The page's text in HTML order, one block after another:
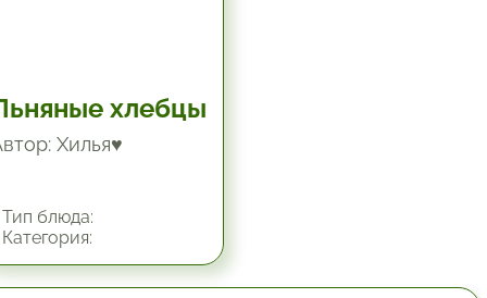
хлебцы
Хилья♥
блюда: